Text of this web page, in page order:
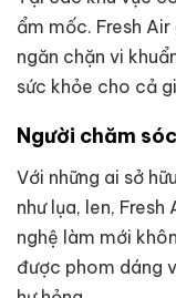
ẩm mốc. Fresh
ngăn chặn vi
sức khỏe cho cả
Người chăm
Với những ai sở
như lụa, len,
nghệ làm mới
được phom dáng